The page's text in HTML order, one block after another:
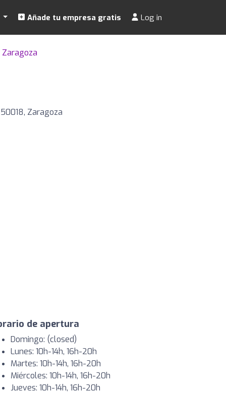
Añade tu empresa gratis Log in
Zaragoza
Zaragoza
de apertura
Domingo: (closed)
Lunes: 10h-14h, 16h-20h
Martes: 10h-14h, 16h-20h
Miércoles: 10h-14h, 16h-20h
Jueves: 10h-14h, 16h-20h